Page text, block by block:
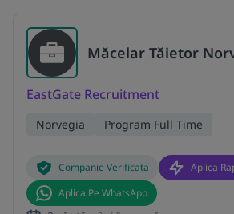
Măcelar Tăietor
EastGate Recruitment
Norvegia Program Full Time
Companie Verificata
Aplica
Aplica Pe WhatsApp